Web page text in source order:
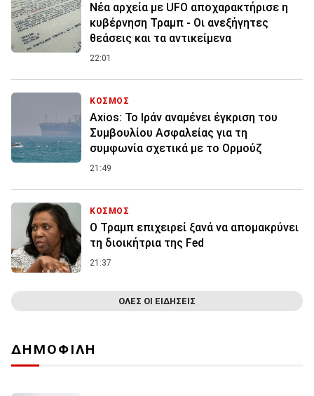
Νέα αρχεία με UFO αποχαρακτήρισε η
κυβέρνηση Τραμπ - Οι ανεξήγητες
θεάσεις και τα αντικείμενα
22:01
ΚΟΣΜΟΣ
Axios: Το Ιράν αναμένει έγκριση του
Συμβουλίου Ασφαλείας για τη
συμφωνία σχετικά με το Ορμούζ
21:49
ΚΟΣΜΟΣ
Ο Τραμπ επιχειρεί ξανά να απομακρύνει
τη διοικήτρια της Fed
21:37
ΟΛΕΣ ΟΙ ΕΙΔΗΣΕΙΣ
ΔΗΜΟΦΙΛΗ